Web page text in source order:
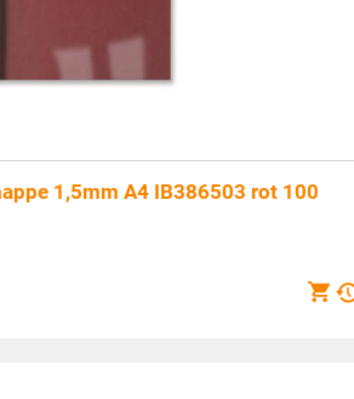
1,5mm A4 IB386503 rot 100